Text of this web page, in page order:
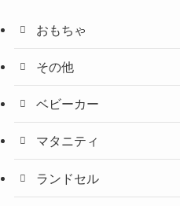
おもちゃ
その他
ベビーカー
マタニティ
ランドセル